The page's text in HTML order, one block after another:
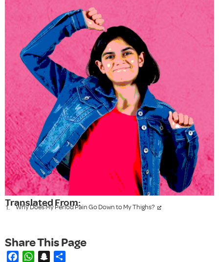
Translated From:
Why Does My Period Pain Go Down to My Thighs?
FacebookWhatsAppSnapchat